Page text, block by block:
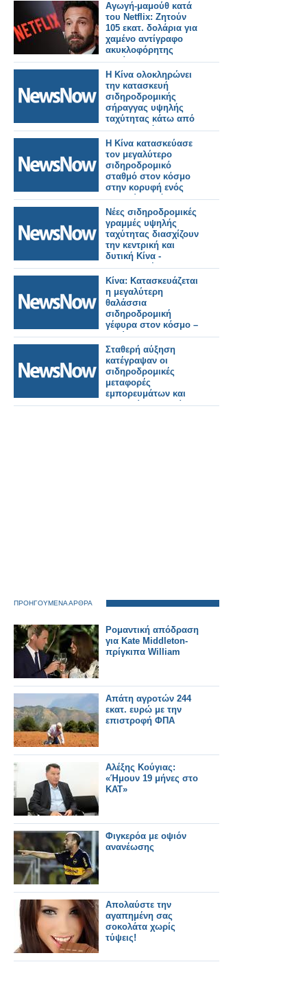
Αγωγή-μαμούθ κατά
του Netflix: Ζητούν
105 εκατ. δολάρια για
χαμένο αντίγραφο
ακυκλοφόρητης
ταινίας
Η Κίνα ολοκληρώνει
την κατασκευή
σιδηροδρομικής
σήραγγας υψηλής
ταχύτητας κάτω από
τον ποταμό
Γιανγκτσέ.
Η Κίνα κατασκεύασε
τον μεγαλύτερο
σιδηροδρομικό
σταθμό στον κόσμο
στην κορυφή ενός
βουνού σε μόλις 38
μήνες!
Νέες σιδηροδρομικές
γραμμές υψηλής
ταχύτητας διασχίζουν
την κεντρική και
δυτική Κίνα -
Συντονισμένη
ανάπτυξη.
Κίνα: Κατασκευάζεται
η μεγαλύτερη
θαλάσσια
σιδηροδρομική
γέφυρα στον κόσμο –
Ταχύτητα 350 χλμ./
ώρα!
Σταθερή αύξηση
κατέγραψαν οι
σιδηροδρομικές
μεταφορές
εμπορευμάτων και
επιβατών στην Κίνα
ΠΡΟΗΓΟΥΜΕΝΑ ΑΡΘΡΑ
Ρομαντική απόδραση
για Kate Middleton-
πρίγκιπα William
Απάτη αγροτών 244
εκατ. ευρώ με την
επιστροφή ΦΠΑ
Αλέξης Κούγιας:
«Ήμουν 19 μήνες στο
ΚΑΤ»
Φιγκερόα με οψιόν
ανανέωσης
Απολαύστε την
αγαπημένη σας
σοκολάτα χωρίς
τύψεις!